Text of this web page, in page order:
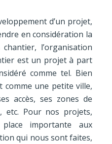
d’un projet,
en considération la
l’organisation
est un projet à part
comme tel. Bien
comme une petite ville,
accès, ses zones de
etc. Pour nos projets,
importante aux
qui nous sont faites,